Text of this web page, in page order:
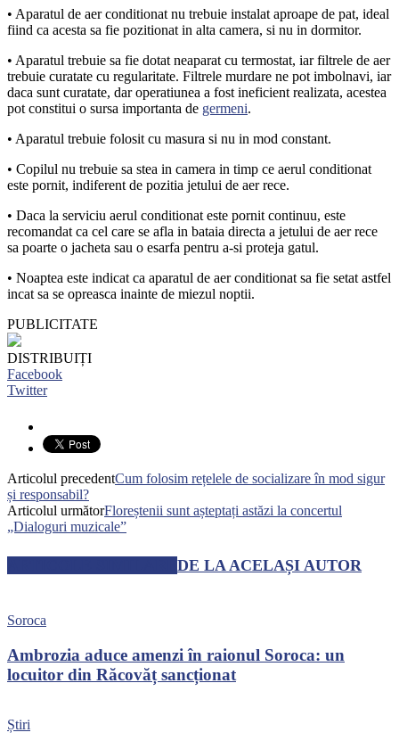
• Aparatul de aer conditionat nu trebuie instalat aproape de pat, ideal
fiind ca acesta sa fie pozitionat in alta camera, si nu in dormitor.
• Aparatul trebuie sa fie dotat neaparat cu termostat, iar filtrele de aer
trebuie curatate cu regularitate. Filtrele murdare ne pot imbolnavi, iar
daca sunt curatate, dar operatiunea a fost ineficient realizata, acestea
pot constitui o sursa importanta de germeni.
• Aparatul trebuie folosit cu masura si nu in mod constant.
• Copilul nu trebuie sa stea in camera in timp ce aerul conditionat
este pornit, indiferent de pozitia jetului de aer rece.
• Daca la serviciu aerul conditionat este pornit continuu, este
recomandat ca cel care se afla in bataia directa a jetului de aer rece
sa poarte o jacheta sau o esarfa pentru a-si proteja gatul.
• Noaptea este indicat ca aparatul de aer conditionat sa fie setat astfel
incat sa se opreasca inainte de miezul noptii.
PUBLICITATE
DISTRIBUIȚI
Facebook
Twitter
Articolul precedentCum folosim rețelele de socializare în mod sigur
și responsabil?
Articolul următorFloreștenii sunt așteptați astăzi la concertul
„Dialoguri muzicale”
DE LA ACELAȘI AUTOR
Soroca
Ambrozia aduce amenzi în raionul Soroca: un
locuitor din Răcovăț sancționat
Știri